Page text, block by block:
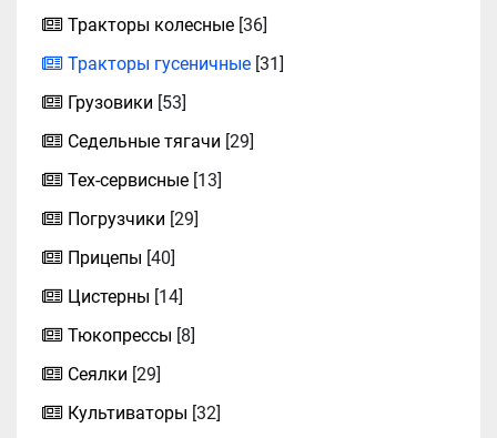
Тракторы колесные [36]
Тракторы гусеничные [31]
Грузовики [53]
Седельные тягачи [29]
Тех-сервисные [13]
Погрузчики [29]
Прицепы [40]
Цистерны [14]
Тюкопрессы [8]
Сеялки [29]
Культиваторы [32]